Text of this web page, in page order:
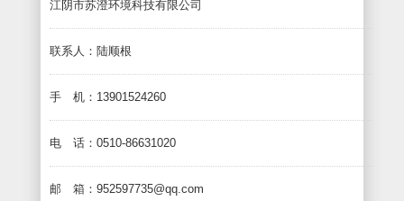
江阴市苏澄环境科技有限公司
联系人：陆顺根
手 机：13901524260
电 话：0510-86631020
邮 箱：952597735@qq.com